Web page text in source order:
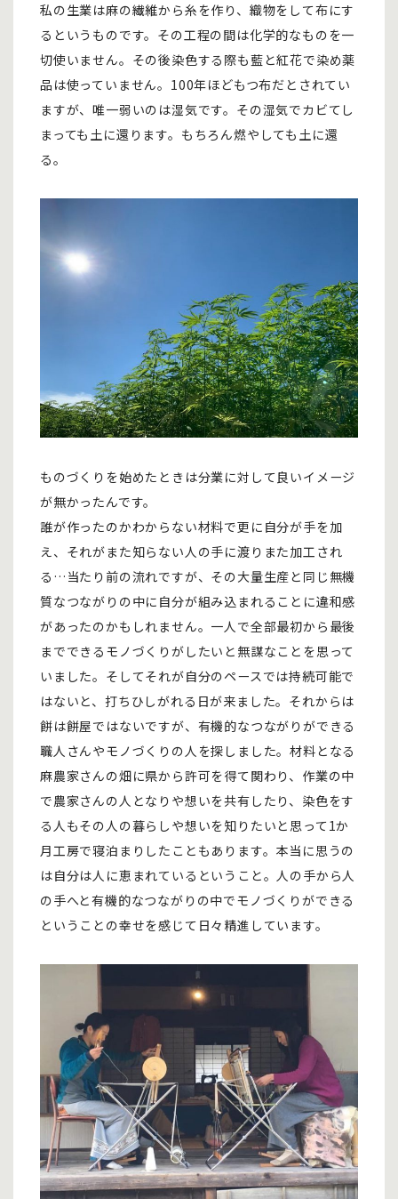
私の生業は麻の繊維から糸を作り、織物をして布にす
るというものです。その工程の間は化学的なものを一
切使いません。その後染色する際も藍と紅花で染め薬
品は使っていません。100年ほどもつ布だとされてい
ますが、唯一弱いのは湿気です。その湿気でカビてし
まっても土に還ります。もちろん燃やしても土に還
る。
ものづくりを始めたときは分業に対して良いイメージ
が無かったんです。
誰が作ったのかわからない材料で更に自分が手を加
え、それがまた知らない人の手に渡りまた加工され
る…当たり前の流れですが、その大量生産と同じ無機
質なつながりの中に自分が組み込まれることに違和感
があったのかもしれません。一人で全部最初から最後
までできるモノづくりがしたいと無謀なことを思って
いました。そしてそれが自分のペースでは持続可能で
はないと、打ちひしがれる日が来ました。それからは
餅は餅屋ではないですが、有機的なつながりができる
職人さんやモノづくりの人を探しました。材料となる
麻農家さんの畑に県から許可を得て関わり、作業の中
で農家さんの人となりや想いを共有したり、染色をす
る人もその人の暮らしや想いを知りたいと思って1か
月工房で寝泊まりしたこともあります。本当に思うの
は自分は人に恵まれているということ。人の手から人
の手へと有機的なつながりの中でモノづくりができる
ということの幸せを感じて日々精進しています。